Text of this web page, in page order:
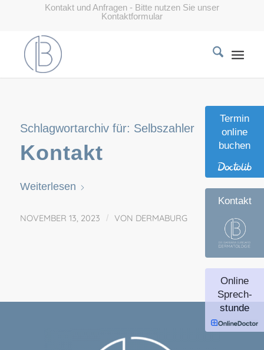
Kontakt und Anfragen - Bitte nutzen Sie unser
Kontaktformular
Schlagwortarchiv für: Selbszahler
Kontakt
Weiterlesen
NOVEMBER 13, 2023 / VON DERMABURG
Termin
online
buchen
Kontakt
Online
Sprech-
stunde